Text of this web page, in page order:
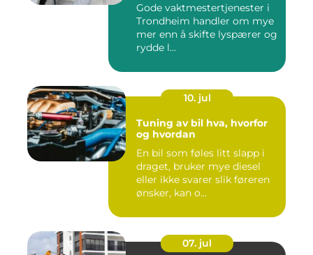
Gode vaktmestertjenester i
Trondheim handler om mye
mer enn å skifte lyspærer og
rydde l...
10. jul
Tuning av bil hva, hvorfor
og hvordan
En bil som føles litt slapp i
draget, bruker mye diesel
eller ikke svarer slik føreren
ønsker, kan o...
07. jul